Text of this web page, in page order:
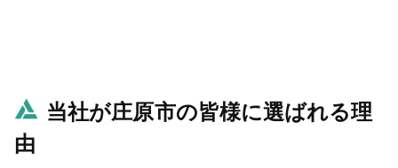
当社が庄原市の皆様に選ばれる理
由